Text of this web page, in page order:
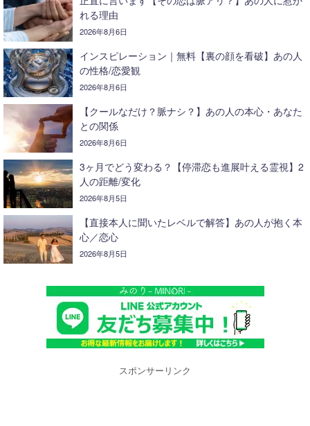
れる理由
2026年8月6日
インスピレーション｜無料【裏の顔を看破】あの人
の性格/恋愛観
2026年8月6日
【クールなだけ？脈ナシ？】あの人の本心・あなた
との関係
2026年8月6日
3ヶ月でどう変わる？【停滞恋も進展叶える霊視】2
人の距離/変化
2026年8月5日
【直接本人に聞いたレベルで解答】あの人が抱く本
心／恋心
2026年8月5日
スポンサーリンク